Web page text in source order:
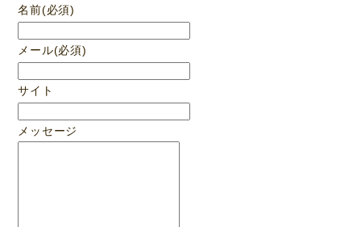
名前(必須)
メール(必須)
サイト
メッセージ